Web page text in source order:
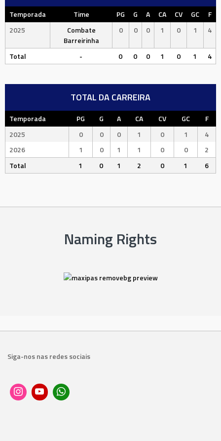
Temporada Time PG G A CA CV GC
F
2025
Combate
Barreirinha
0 0 0 1 0 1 4
Total - 0 0 0 1 0 1 4
TOTAL DA CARREIRA
Temporada PG G A CA CV GC
F
2025
0 0 0 1 0 1
4
2026
1 0 1 1 0 0
2
Total
1 0 1 2 0 1 6
Naming Rights
Siga-nos nas redes sociais